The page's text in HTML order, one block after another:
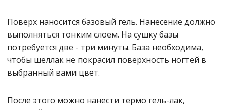
Поверх наносится базовый гель. Нанесение должно
выполняться тонким слоем. На сушку базы
потребуется две - три минуты. База необходима,
чтобы шеллак не покрасил поверхность ногтей в
выбранный вами цвет.
После этого можно нанести термо гель-лак,